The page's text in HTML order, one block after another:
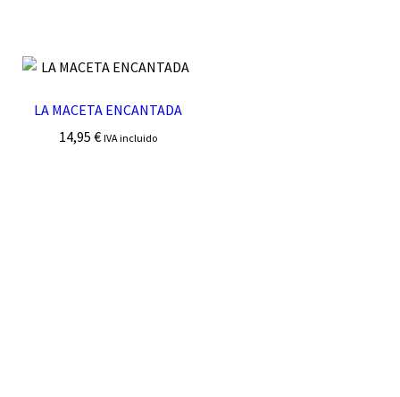
LA MACETA ENCANTADA
14,95€ IVA incluido